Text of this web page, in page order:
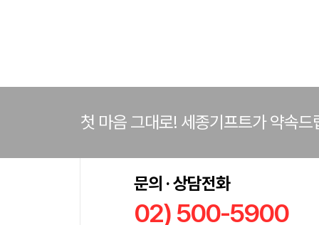
첫 마음 그대로! 세종기프트가 약속드
문의 · 상담전화
02) 500-5900